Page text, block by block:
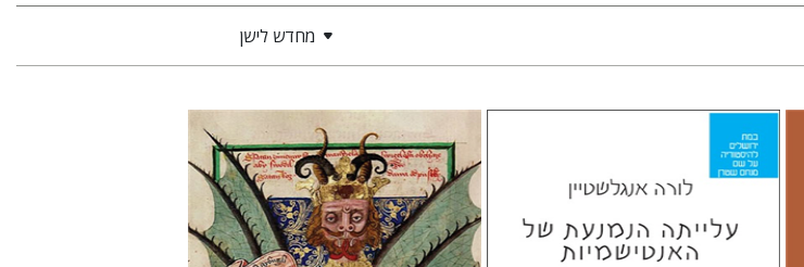
מחדש לישן
מירי אליאב-פלדון
דורון מגן
מירי אליאב-פלדון